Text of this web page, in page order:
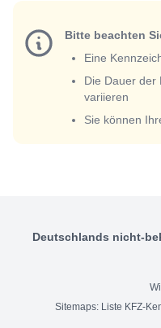
Bitte beachten
Eine
Die Dauer der
variieren
Sie können
Deutschlands nicht-
Sitemaps: Liste KFZ-